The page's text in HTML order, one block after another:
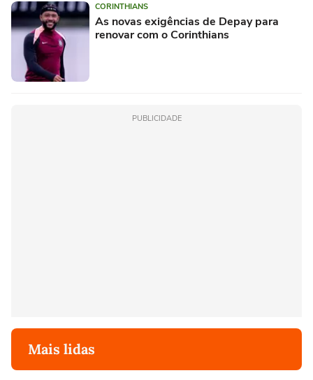
CORINTHIANS
As novas exigências de Depay para
renovar com o Corinthians
PUBLICIDADE
Mais lidas